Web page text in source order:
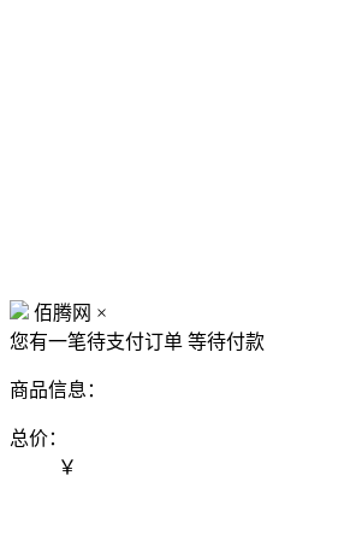
佰腾网 ×
您有一笔待支付订单 等待付款
商品信息：
总价：
￥